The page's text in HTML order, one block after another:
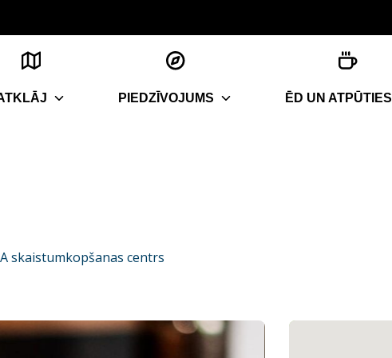
PIEDZĪVOJUMS ĒD UN ATPŪTIES
skaistumkopšanas centrs